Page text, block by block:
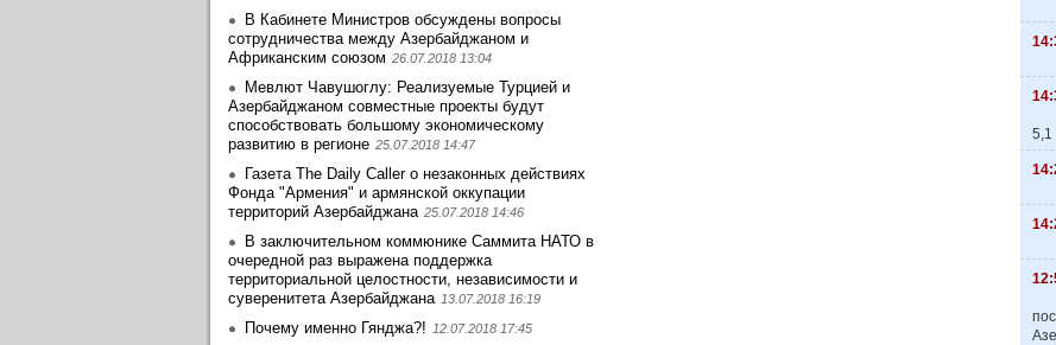
В Кабинете Министров обсуждены вопросы
сотрудничества между Азербайджаном и
Африканским союзом 26.07.2018 13:04
Мевлют Чавушоглу: Реализуемые Турцией и
Азербайджаном совместные проекты будут
способствовать большому экономическому
развитию в регионе 25.07.2018 14:47
Газета The Daily Caller о незаконных действиях
Фонда "Армения" и армянской оккупации
территорий Азербайджана 25.07.2018 14:46
В заключительном коммюнике Саммита НАТО в
очередной раз выражена поддержка
территориальной целостности, независимости и
суверенитета Азербайджана 13.07.2018 16:19
Почему именно Гянджа?! 12.07.2018 17:45
5,1